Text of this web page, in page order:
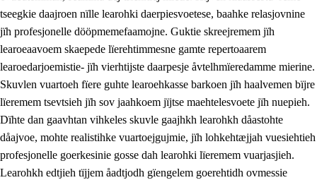
3. Prinsihph skuvlen rïektesisnie
3.1 Feerhmeles lïeremebyjrese
3.2 Ööhpehtimmie jïh sjïehtedamme lïerehtimmie
3.3 Gåetie jïh skuvle laavenjostoeh
3.4 Lïerehtimmie learoesïeltesne jïh barkoejielemisnie
3.5 Profesjonsektievoete jïh skuvleevtiedimmie
tseegkie daajroen nïlle learohki daerpiesvoetese, baahke relasjovnine
jïh profesjonelle dööpmemefaamojne. Guktie skreejremem jïh
learoeaavoem skaepede lïerehtimmesne gamte repertoaarem
learoedarjoemistie- jïh vierhtijste daarpesje åvtelhmïeredamme mierine.
Skuvlen vuartoeh fïere guhte learoehkasse barkoen jïh haalvemen bïjre
lïeremem tsevtsieh jïh sov jaahkoem jïjtse maehtelesvoete jïh nuepieh.
Dïhte dan gaavhtan vihkeles skuvle gaajhkh learohkh dåastohte
dåajvoe, mohte realistihke vuartoejgujmie, jïh lohkehtæjjah vuesiehtieh
profesjonelle goerkesinie gosse dah learohki lïeremem vuarjasjieh.
Learohkh edtjieh tïjjem åadtjodh gïengelem goerehtidh ovmessie